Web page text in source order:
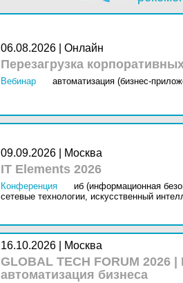
06.08.2026 | Онлайн
Перезагрузка
Вебинар автоматизация (бизнес-
09.09.2026 | Москва
IT Elements 2026
Конференция
иб (информационная
сетевые технологии, искусственный
16.10.2026 | Москва
GLOBAL TECH FORUM
автоматизация бизнеса